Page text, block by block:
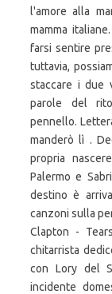
l'amore alla
mamma
farsi sentire
tuttavia,
staccare i due
parole del
pennello.
manderò lì .
propria
Palermo e
destino è
canzoni sulla
Clapton -
chitarrista
con Lory del
incidente